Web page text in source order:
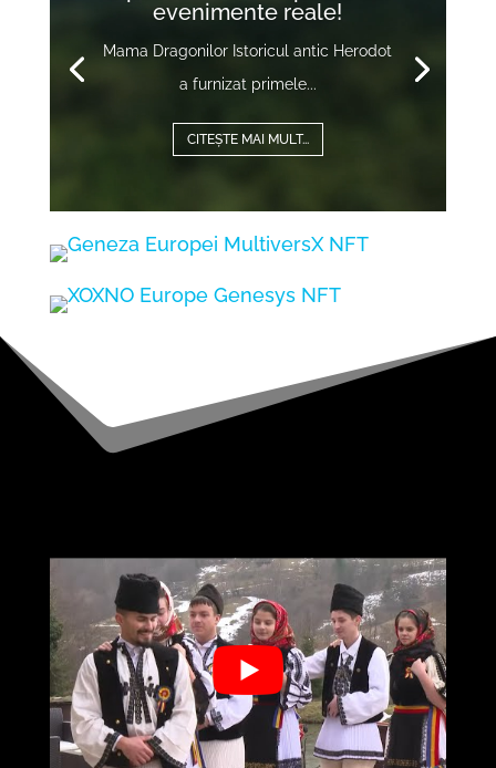
evenimente reale!
Mama Dragonilor Istoricul antic Herodot
a furnizat primele...
CITEȘTE MAI MULT...